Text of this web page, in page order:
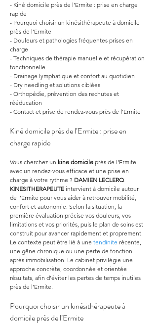
- Kiné domicile près de l’Ermite : prise en charge
rapide
- Pourquoi choisir un kinésithérapeute à domicile
près de l’Ermite
- Douleurs et pathologies fréquentes prises en
charge
- Techniques de thérapie manuelle et récupération
fonctionnelle
- Drainage lymphatique et confort au quotidien
- Dry needling et solutions ciblées
- Orthopédie, prévention des rechutes et
rééducation
- Contact et prise de rendez-vous près de l’Ermite
Kiné domicile près de l’Ermite : prise en
charge rapide
Vous cherchez un kine domicile près de l’Ermite
avec un rendez-vous efficace et une prise en
charge à votre rythme ? DAMIEN LECLERQ
KINESITHERAPEUTE intervient à domicile autour
de l’Ermite pour vous aider à retrouver mobilité,
confort et autonomie. Selon la situation, la
première évaluation précise vos douleurs, vos
limitations et vos priorités, puis le plan de soins est
construit pour avancer rapidement et proprement.
Le contexte peut être lié à une tendinite récente,
une gêne chronique ou une perte de fonction
après immobilisation. Le cabinet privilégie une
approche concrète, coordonnée et orientée
résultats, afin d’éviter les pertes de temps inutiles
près de l’Ermite.
Pourquoi choisir un kinésithérapeute à
domicile près de l’Ermite